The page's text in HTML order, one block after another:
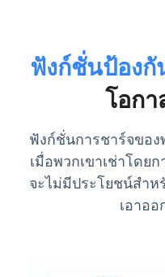
ฟังก์ชั่นป้อง
โอก
ฟังก์ชั่นการชาร์จของ
เมื่อพวกเขาเช่าโดย
จะไม่มีประโยชน์สำห
เอาออ